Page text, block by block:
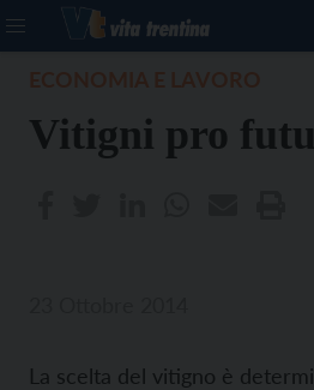
Vitigni pro
La scelta del vitigno è